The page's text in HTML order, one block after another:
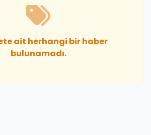
ait herhangi bir haber
bulunamadı.